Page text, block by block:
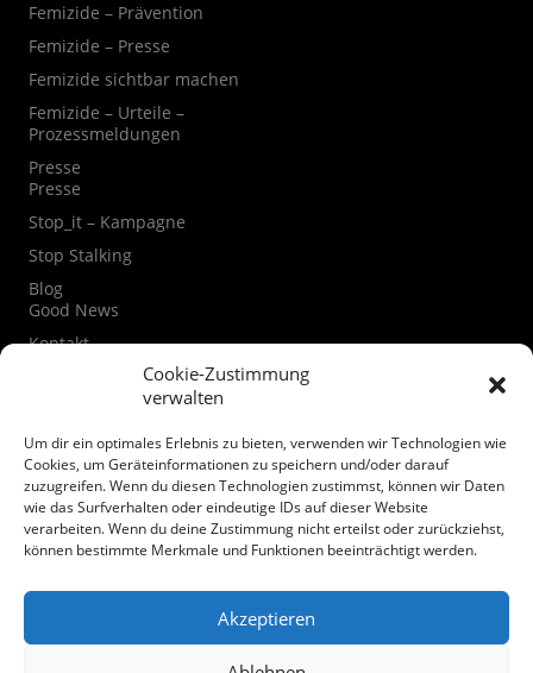
Cookie-Zustimmung
verwalten
Um dir ein optimales Erlebnis zu bieten, verwenden wir Technologien wie
Cookies, um Geräteinformationen zu speichern und/oder darauf
zuzugreifen. Wenn du diesen Technologien zustimmst, können wir Daten
wie das Surfverhalten oder eindeutige IDs auf dieser Website
verarbeiten. Wenn du deine Zustimmung nicht erteilst oder zurückziehst,
können bestimmte Merkmale und Funktionen beeinträchtigt werden.
Akzeptieren
Femizide – Prävention
Femizide – Presse
Femizide sichtbar machen
Femizide – Urteile –
Prozessmeldungen
Presse
Presse
Stop_it – Kampagne
Stop Stalking
Blog
Good News
Kontakt
Kontaktformular
Datenschutzerklärung
Cookie-Richtlinie (EU)
Spenden